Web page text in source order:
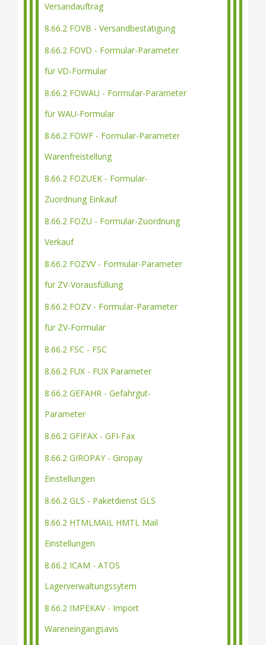
Versandauftrag
8.66.2 FOVB - Versandbestätigung
8.66.2 FOVD - Formular-Parameter
für VD-Formular
8.66.2 FOWAU - Formular-Parameter
für WAU-Formular
8.66.2 FOWF - Formular-Parameter
Warenfreistellung
8.66.2 FOZUEK - Formular-
Zuordnung Einkauf
8.66.2 FOZU - Formular-Zuordnung
Verkauf
8.66.2 FOZVV - Formular-Parameter
für ZV-Vorausfüllung
8.66.2 FOZV - Formular-Parameter
für ZV-Formular
8.66.2 FSC - FSC
8.66.2 FUX - FUX Parameter
8.66.2 GEFAHR - Gefahrgut-
Parameter
8.66.2 GFIFAX - GFI-Fax
8.66.2 GIROPAY - Giropay
Einstellungen
8.66.2 GLS - Paketdienst GLS
8.66.2 HTMLMAIL HMTL Mail
Einstellungen
8.66.2 ICAM - ATOS
Lagerverwaltungssytem
8.66.2 IMPEKAV - Import
Wareneingangsavis